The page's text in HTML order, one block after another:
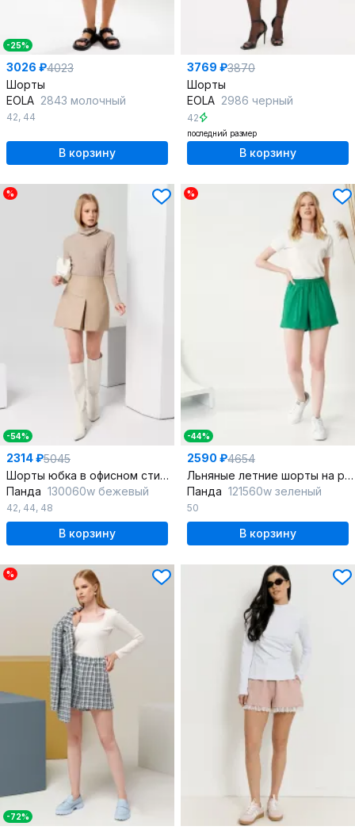
-25%
3026 ₽4023
Шорты
EOLA 2843 молочный
42, 44
В корзину
3769 ₽3870
Шорты
EOLA 2986 черный
42
последний размер
В корзину
%
-54%
2314 ₽5045
Шорты юбка в офисном стиле из экокожи с высокой посадкой
Панда 130060w бежевый
42, 44, 48
В корзину
%
-44%
2590 ₽4654
Льняные летние шорты на резинке, комфорт и стиль
Панда 121560w зеленый
50
В корзину
%
-72%